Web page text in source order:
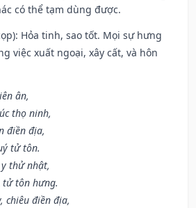
có thể tạm dùng được.
Hỏa tinh, sao tốt. Mọi sự hưng
việc xuất ngoại, xây cất, và hôn
ân,
thọ ninh,
điền địa,
tử tôn.
thử nhật,
tử tôn hưng.
chiêu điền địa,